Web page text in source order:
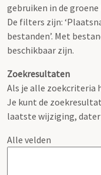
gebruiken in de groene
De filters zijn:
bestanden’. Met
beschikbaar zijn.
Zoekresultaten
Als je alle zoekcriteria
Je kunt de
laatste wijziging,
Alle velden